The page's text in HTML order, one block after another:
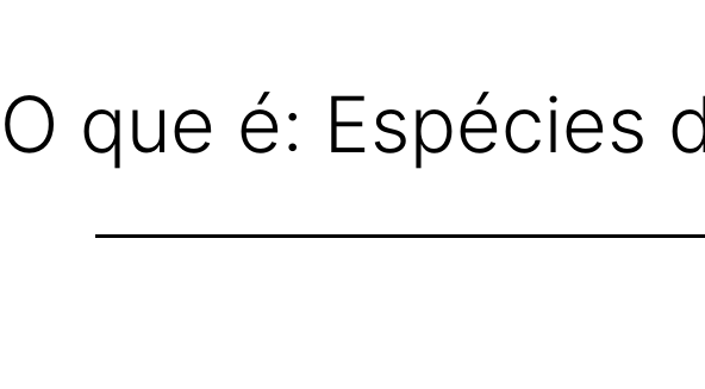
O que é: Espécies